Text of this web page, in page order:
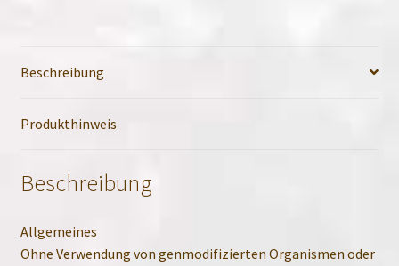
Beschreibung
Produkthinweis
Beschreibung
Allgemeines
Ohne Verwendung von genmodifizierten Organismen oder